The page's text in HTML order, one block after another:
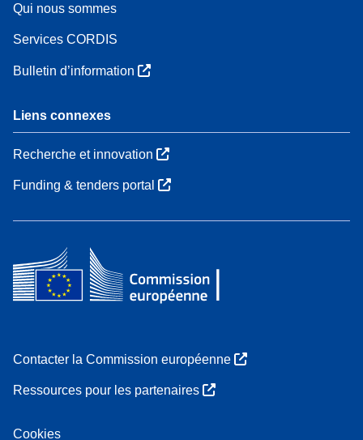
Qui nous sommes
Services CORDIS
Bulletin d’information
Liens connexes
Recherche et innovation
Funding & tenders portal
Contacter la Commission européenne
Ressources pour les partenaires
Cookies